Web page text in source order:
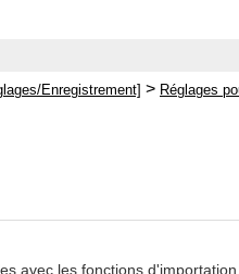
Enregistrement] > Réglages
avec les fonctions